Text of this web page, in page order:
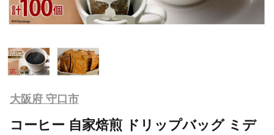
大阪府 守口市
コーヒー 自家焙煎 ドリップバッグ ミデ